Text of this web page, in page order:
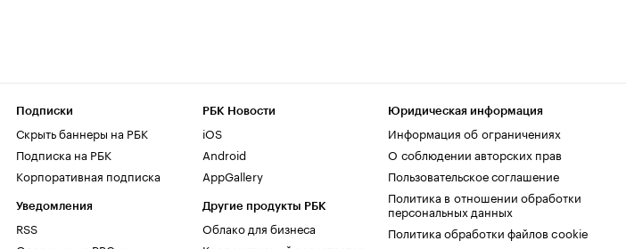
Подписки
Скрыть баннеры на РБК
Подписка на РБК
Корпоративная подписка
Уведомления
RSS
РБК Новости
iOS
Android
AppGallery
Другие продукты РБК
Облако для бизнеса
Юридическая информация
Информация об ограничениях
О соблюдении авторских прав
Пользовательское соглашение
Политика в отношении обработки
персональных данных
Политика обработки файлов cookie